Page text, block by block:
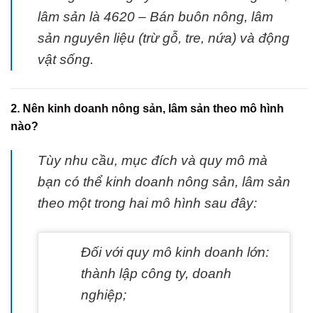
lâm sản là 4620 – Bán buôn nông, lâm
sản nguyên liệu (trừ gỗ, tre, nứa) và động
vật sống.
2. Nên kinh doanh nông sản, lâm sản theo mô hình
nào?
Tùy nhu cầu, mục đích và quy mô mà
bạn có thể kinh doanh nông sản, lâm sản
theo một trong hai mô hình sau đây:
Đối với quy mô kinh doanh lớn:
thành lập công ty, doanh
nghiệp;